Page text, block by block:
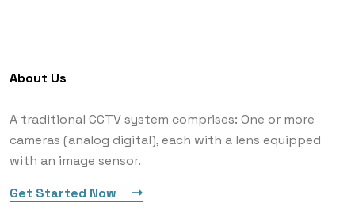
About Us
A traditional CCTV system comprises: One or more
cameras (analog digital), each with a lens equipped
with an image sensor.
Get Started Now